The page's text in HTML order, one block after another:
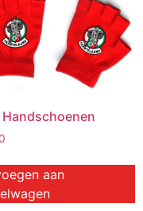
Handschoenen
aan